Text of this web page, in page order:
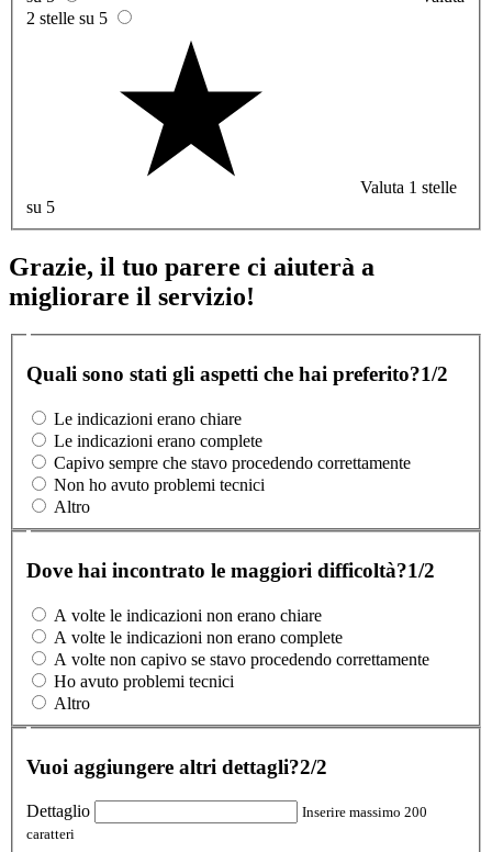
2 stelle su 5
Valuta 1 stelle
su 5
Grazie, il tuo parere ci aiuterà a
migliorare il servizio!
Quali sono stati gli aspetti che hai preferito?1/2
Le indicazioni erano chiare
Le indicazioni erano complete
Capivo sempre che stavo procedendo correttamente
Non ho avuto problemi tecnici
Altro
Dove hai incontrato le maggiori difficoltà?1/2
A volte le indicazioni non erano chiare
A volte le indicazioni non erano complete
A volte non capivo se stavo procedendo correttamente
Ho avuto problemi tecnici
Altro
Vuoi aggiungere altri dettagli?2/2
Dettaglio
Inserire massimo 200
caratteri